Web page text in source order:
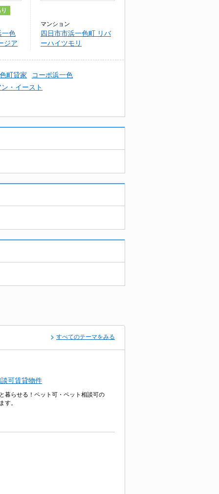
一色
ジア
マンション
四日市市浜一色町 リバ
ーハイツモリ
町貸家
コーポ浜一色
・イースト
すべてのテーマをみる
可賃貸物件
暮らせる！ペット可・ペット相談可の
す。